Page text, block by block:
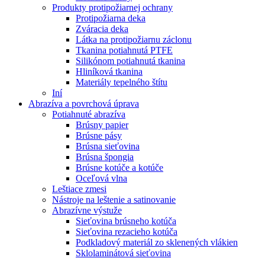
Produkty protipožiarnej ochrany
Protipožiarna deka
Zváracia deka
Látka na protipožiarnu záclonu
Tkanina potiahnutá PTFE
Silikónom potiahnutá tkanina
Hliníková tkanina
Materiály tepelného štítu
Iní
Abrazíva a povrchová úprava
Potiahnuté abrazíva
Brúsny papier
Brúsne pásy
Brúsna sieťovina
Brúsna špongia
Brúsne kotúče a kotúče
Oceľová vlna
Leštiace zmesi
Nástroje na leštenie a satinovanie
Abrazívne výstuže
Sieťovina brúsneho kotúča
Sieťovina rezacieho kotúča
Podkladový materiál zo sklenených vlákien
Sklolaminátová sieťovina